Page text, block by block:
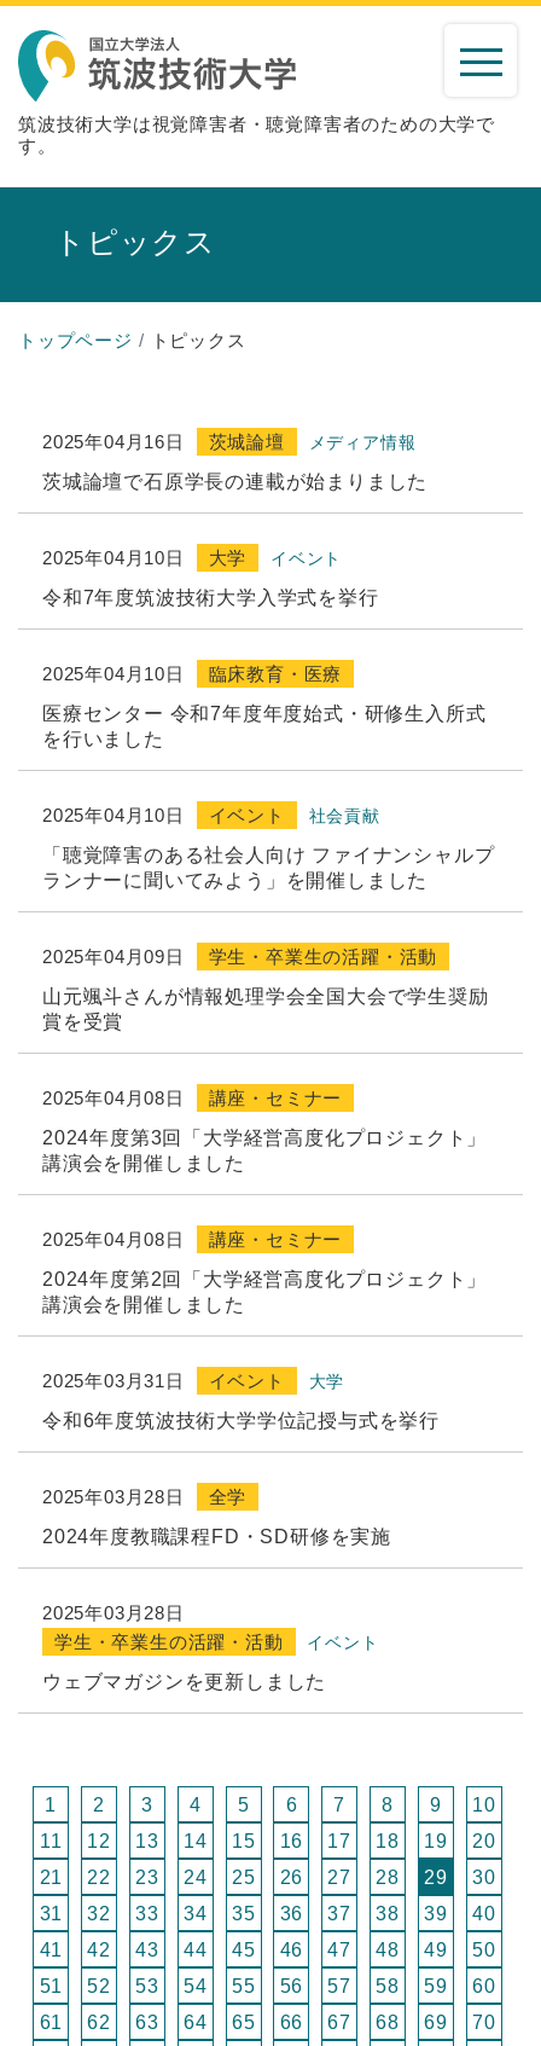
筑波技術大学は視覚障害者・聴覚障害者のための大学で
す。
トピックス
トップページ トピックス
2025年04月16日 茨城論壇 メディア情報
茨城論壇で石原学長の連載が始まりました
2025年04月10日 大学 イベント
令和7年度筑波技術大学入学式を挙行
2025年04月10日
臨床教育・医療
医療センター 令和7年度年度始式・研修生入所式
を行いました
2025年04月10日 イベント 社会貢献
「聴覚障害のある社会人向け ファイナンシャルプ
ランナーに聞いてみよう」を開催しました
2025年04月09日
学生・卒業生の活躍・活動
山元颯斗さんが情報処理学会全国大会で学生奨励
賞を受賞
2025年04月08日
講座・セミナー
2024年度第3回「大学経営高度化プロジェクト」
講演会を開催しました
2025年04月08日
講座・セミナー
2024年度第2回「大学経営高度化プロジェクト」
講演会を開催しました
2025年03月31日 イベント 大学
令和6年度筑波技術大学学位記授与式を挙行
2025年03月28日
全学
2024年度教職課程FD・SD研修を実施
2025年03月28日
学生・卒業生の活躍・活動
イベント
ウェブマガジンを更新しました
1 2 3 4 5 6 7 8 9
10
11
12 13 14 15 16 17 18 19
20
21
22 23 24 25 26 27 28 29
30
31
32 33 34 35 36 37 38 39
40
41
42 43 44 45 46 47 48 49
50
51
52 53 54 55 56 57 58 59
60
61
62 63 64 65 66 67 68 69
70